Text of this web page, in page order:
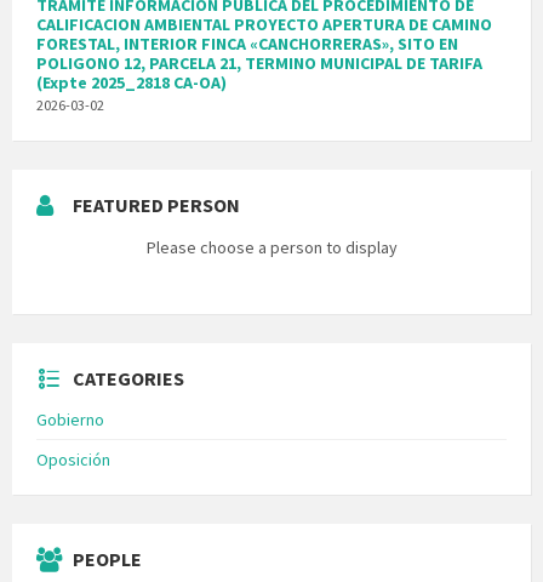
TRAMITE INFORMACION PUBLICA DEL PROCEDIMIENTO DE
CALIFICACION AMBIENTAL PROYECTO APERTURA DE CAMINO
FORESTAL, INTERIOR FINCA «CANCHORRERAS», SITO EN
POLIGONO 12, PARCELA 21, TERMINO MUNICIPAL DE TARIFA
(Expte 2025_2818 CA-OA)
2026-03-02
FEATURED PERSON
Please choose a person to display
CATEGORIES
Gobierno
Oposición
PEOPLE